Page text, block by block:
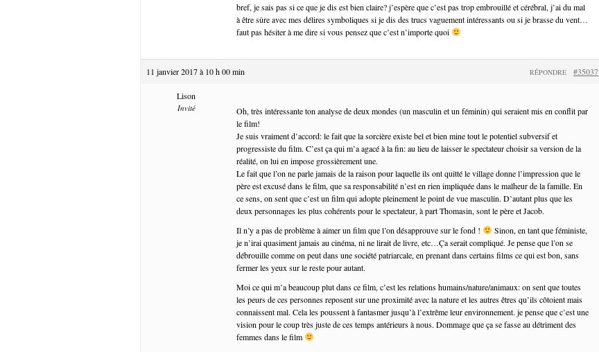
bref, je sais pas si ce que je dis est bien claire? j’espère que c’est pas trop embrouillé et cérébral, j’ai du mal
à être sûre avec mes délires symboliques si je dis des trucs vaguement intéressants ou si je brasse du vent…
faut pas hésiter à me dire si vous pensez que c’est n’importe quoi
11 janvier 2017 à 10 h 00 min #35037
RÉPONDRE
Lison
Invité
Oh, très intéressante ton analyse de deux mondes (un masculin et un féminin) qui seraient mis en conflit par
le film!
Je suis vraiment d’accord: le fait que la sorcière existe bel et bien mine tout le potentiel subversif et
progressiste du film. C’est ça qui m’a agacé à la fin: au lieu de laisser le spectateur choisir sa version de la
réalité, on lui en impose grossièrement une.
Le fait que l’on ne parle jamais de la raison pour laquelle ils ont quitté le village donne l’impression que le
père est excusé dans le film, que sa responsabilité n’est en rien impliquée dans le malheur de la famille. En
ce sens, on sent que c’est un film qui adopte pleinement le point de vue masculin. D’autant plus que les
deux personnages les plus cohérents pour le spectateur, à part Thomasin, sont le père et Jacob.
Il n’y a pas de problème à aimer un film que l’on désapprouve sur le fond !
Sinon, en tant que féministe,
je n’irai quasiment jamais au cinéma, ni ne lirait de livre, etc…Ça serait compliqué. Je pense que l’on se
débrouille comme on peut dans une société patriarcale, en prenant dans certains films ce qui est bon, sans
fermer les yeux sur le reste pour autant.
Moi ce qui m’a beaucoup plut dans ce film, c’est les relations humains/nature/animaux: on sent que toutes
les peurs de ces personnes reposent sur une proximité avec la nature et les autres êtres qu’ils côtoient mais
connaissent mal. Cela les poussent à fantasmer jusqu’à l’extrême leur environnement. je pense que c’est une
vision pour le coup très juste de ces temps antérieurs à nous. Dommage que ça se fasse au détriment des
femmes dans le film